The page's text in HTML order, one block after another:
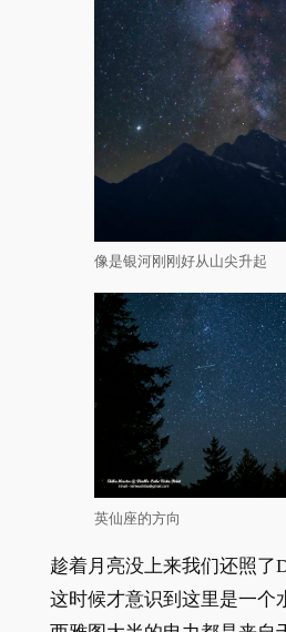
像是银河刚刚好从山尖升起
英仙座的方向
趁着月亮没上来我们还照了
这时候才意识到这里是一